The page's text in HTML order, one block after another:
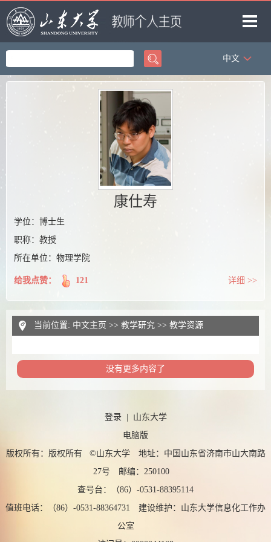
首页
中文
康仕寿
学位：博士生
职称：教授
所在单位：物理学院
给我点赞： 121 详细 >>
当前位置: 中文主页 >> 教学研究 >> 教学资源
没有更多内容了
登录| 山东大学
电脑版
版权所有：版权所有 ©山东大学 地址：中国山东省济南市山大南路
27号 邮编：250100
查号台：（86）-0531-88395114
值班电话：（86）-0531-88364731 建设维护：山东大学信息化工作办
公室